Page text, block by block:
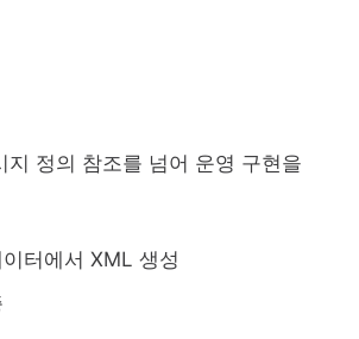
정의 참조를 넘어 운영 구현을
터에서 XML 생성